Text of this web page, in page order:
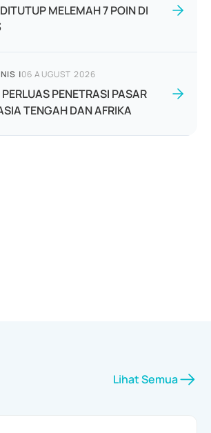
MELEMAH 7 POIN DI
|06 AUGUST 2026
PENETRASI PASAR
TENGAH DAN AFRIKA
Lihat Semua